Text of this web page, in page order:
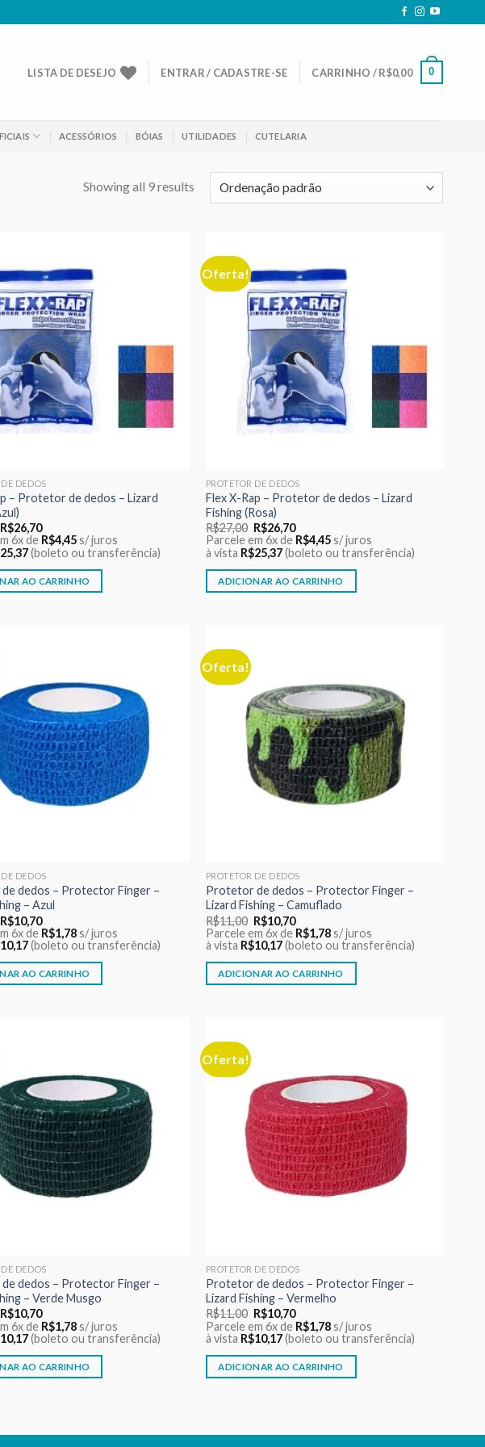
LISTA DE DESEJO ENTRAR / CADASTRE-SE CARRINHO /R$0,00 0
ACESSÓRIOS BÓIAS UTILIDADES CUTELARIA
Showing all 9 results
DEDOS
– Protetor de dedos – Lizard
O
R$26,70O
preço
atual
é:
R$26,70.
6x de R$4,45 s/ juros
25,37 (boleto ou transferência)
AO CARRINHO
Oferta!
PROTETOR DE DEDOS
Flex X-Rap – Protetor de dedos – Lizard
Fishing (Rosa)
R$27,00 O
preço
original
era:
R$27,00.
R$26,70O
preço
atual
é:
R$26,70.
Parcele em 6x de R$4,45s/ juros
à vista R$25,37(boleto ou transferência)
ADICIONAR AO CARRINHO
desejos
DEDOS
dedos – Protector Finger –
– Azul
O
R$10,70O
preço
atual
é:
R$10,70.
6x de R$1,78 s/ juros
10,17 (boleto ou transferência)
AO CARRINHO
Oferta!
desejos
PROTETOR DE DEDOS
Protetor de dedos – Protector Finger –
Lizard Fishing – Camuflado
R$11,00 O
preço
original
era:
R$11,00.
R$10,70O
preço
atual
é:
R$10,70.
Parcele em 6x de R$1,78s/ juros
à vista R$10,17(boleto ou transferência)
ADICIONAR AO CARRINHO
desejos
DEDOS
dedos – Protector Finger –
– Verde Musgo
O
R$10,70O
preço
atual
é:
R$10,70.
6x de R$1,78 s/ juros
10,17 (boleto ou transferência)
AO CARRINHO
Oferta!
desejos
PROTETOR DE DEDOS
Protetor de dedos – Protector Finger –
Lizard Fishing – Vermelho
R$11,00 O
preço
original
era:
R$11,00.
R$10,70O
preço
atual
é:
R$10,70.
Parcele em 6x de R$1,78s/ juros
à vista R$10,17(boleto ou transferência)
ADICIONAR AO CARRINHO